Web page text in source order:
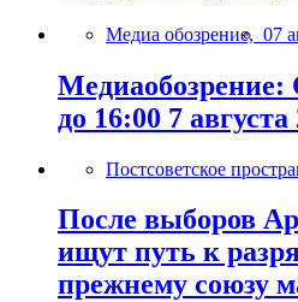
Медиа обозрение, 07
Медиаобозрение:
до 16:00 7 августа
Постсоветское
После выборов
ищут путь к
прежнему союзу